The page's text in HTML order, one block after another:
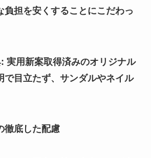
負担を安くすることにこだわっ
実用新案取得済みのオリジナル
で目立たず、サンダルやネイル
徹底した配慮